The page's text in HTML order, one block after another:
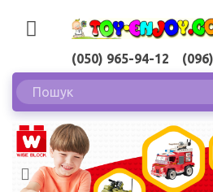
(050) 965-94-12